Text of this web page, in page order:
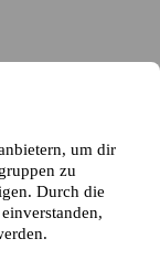
um dir
zu
Durch die